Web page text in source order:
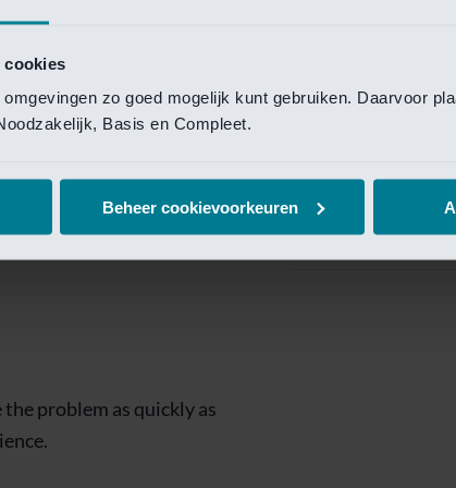
cookies
zo goed mogelijk kunt gebruiken. Daarvoor
Basis en Compleet.
Beheer cookievoorkeurenInvestment Banking
Van Lanschot
te krijgen.
is
problem as quickly as